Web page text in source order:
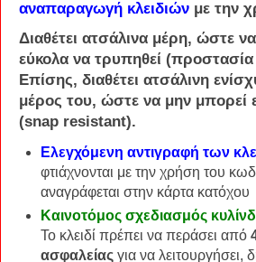
αναπαραγωγή κλειδιών με την
Διαθέτει ατσάλινα μέρη, ώστε
εύκολα να τρυπηθεί (προστασία
Επίσης, διαθέτει ατσάλινη
μέρος του, ώστε να μην μπορεί
(snap resistant).
Ελεγχόμενη αντιγραφή των
φτιάχνονται με την χρήση του
αναγράφεται στην κάρτα κατόχου
Καινοτόμος σχεδιασμός
Το κλειδί πρέπει να περάσει από
ασφαλείας για να λειτουργήσει,